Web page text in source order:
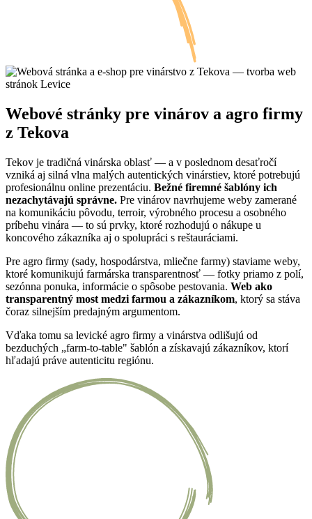
Webové stránky pre vinárov a agro firmy
z Tekova
Tekov je tradičná vinárska oblasť — a v poslednom desaťročí
vzniká aj silná vlna malých autentických vinárstiev, ktoré potrebujú
profesionálnu online prezentáciu. Bežné firemné šablóny ich
nezachytávajú správne. Pre vinárov navrhujeme weby zamerané
na komunikáciu pôvodu, terroir, výrobného procesu a osobného
príbehu vinára — to sú prvky, ktoré rozhodujú o nákupe u
koncového zákazníka aj o spolupráci s reštauráciami.
Pre agro firmy (sady, hospodárstva, mliečne farmy) staviame weby,
ktoré komunikujú farmárska transparentnosť — fotky priamo z polí,
sezónna ponuka, informácie o spôsobe pestovania. Web ako
transparentný most medzi farmou a zákazníkom, ktorý sa stáva
čoraz silnejším predajným argumentom.
Vďaka tomu sa levické agro firmy a vinárstva odlišujú od
bezduchých „farm-to-table" šablón a získavajú zákazníkov, ktorí
hľadajú práve autenticitu regiónu.